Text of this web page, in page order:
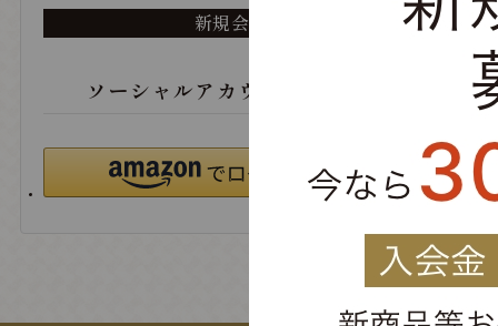
新規会員登録
ソーシャルアカウントでログイン